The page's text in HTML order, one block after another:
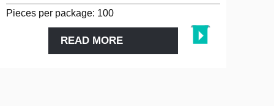
Pieces per package: 100
READ MORE